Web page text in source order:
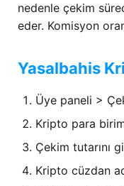
nedenle çekim
eder. Komisyon
Yasalbahis
Üye paneli >
Kripto para
Çekim tutarını
Kripto cüzdan